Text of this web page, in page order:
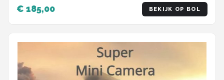
€ 185,00 BEKIJK OP BOL